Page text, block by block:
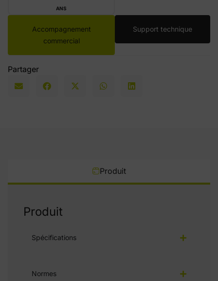
ANS
Accompagnement
commercial
Support technique
Partager
Produit
Produit
Spécifications
Normes